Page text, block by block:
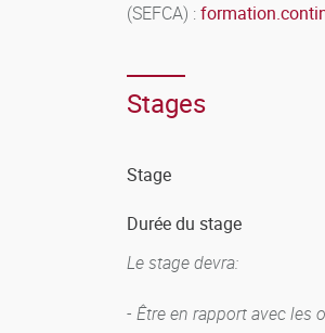
(SEFCA) :
Stages
Stage
Durée du stage
Le stage devra:
- Être en rapport avec les